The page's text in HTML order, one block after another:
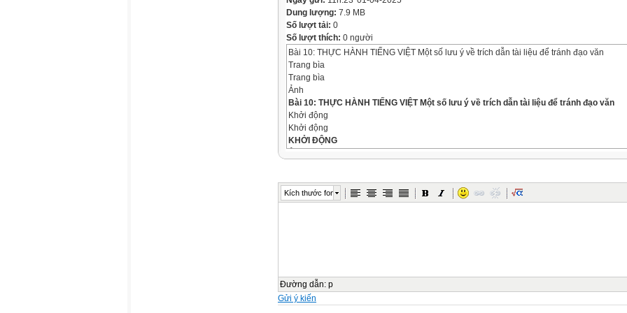
Dung lượng: 7.9 MB
Số lượt tải: 0
Số lượt thích: 0 người
Bài 10: THỰC HÀNH TIẾNG VIỆT Một số lưu ý về trích dẫn tài liệu để tránh đạo văn
Trang bìa
Trang bìa
Ảnh
Bài 10: THỰC HÀNH TIẾNG VIỆT Một số lưu ý về trích dẫn tài liệu để tránh đạo văn
Khởi động
Khởi động
KHỞI ĐỘNG
Khởi động
Ảnh
Ảnh
Ảnh
Khi trí tuệ, quyền lợi của mình được bảo vệ sẽ là động lực để những người để sáng tạo
Kích thước font
Đường dẫn: p
Gửi ý kiến